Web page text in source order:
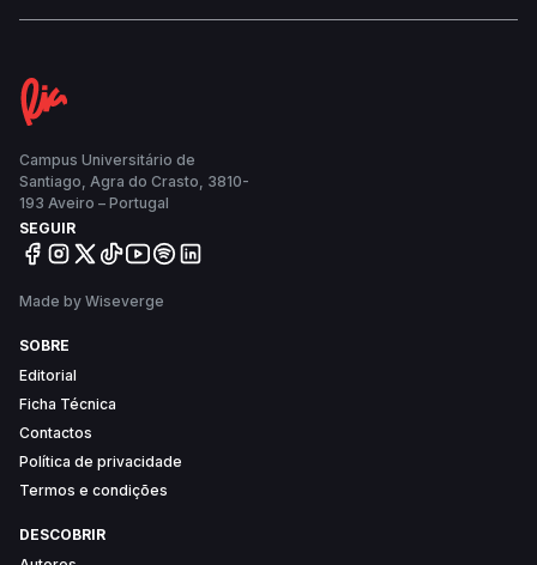
culturais”. Para o responsável, é necessário retirar
outra versatilidade à Nave”.
Campus Universitário de
Santiago, Agra do Crasto, 3810-
193 Aveiro – Portugal
SEGUIR
Made by Wiseverge
SOBRE
Editorial
Ficha Técnica
Contactos
Política de privacidade
Termos e condições
DESCOBRIR